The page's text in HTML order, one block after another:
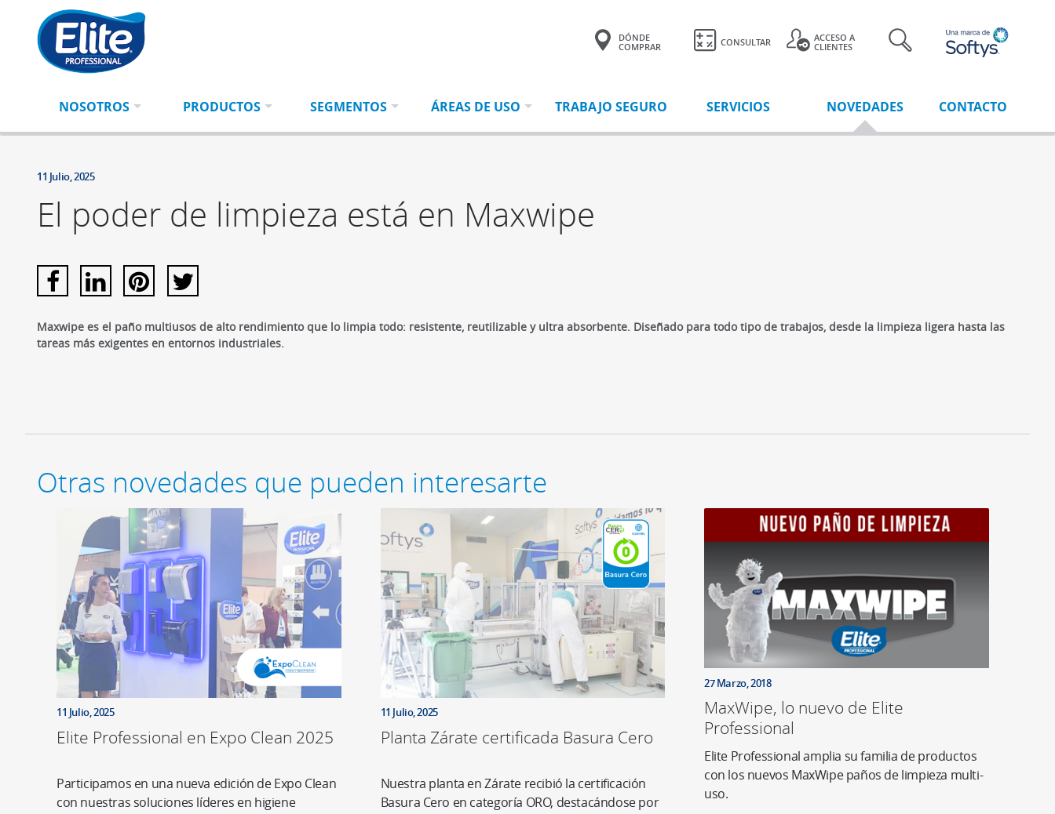
Ingresá
tu
búsqueda
BUSCAR
DÓNDE
COMPRAR
CONSULTAR
ACCESO A
CLIENTES
NOSOTROS PRODUCTOS SEGMENTOS ÁREAS DE USO TRABAJO SEGURO SERVICIOS NOVEDADES CONTACTO
11 Julio, 2025
El poder de limpieza está en Maxwipe
Maxwipe es el paño multiusos de alto rendimiento que lo limpia todo: resistente, reutilizable y ultra absorbente. Diseñado para todo tipo de trabajos, desde la limpieza ligera hasta las
tareas más exigentes en entornos industriales.
Otras novedades que pueden interesarte
11 Julio, 2025
Elite Professional en Expo Clean 2025
Participamos en una nueva edición de Expo Clean
con nuestras soluciones líderes en higiene
11 Julio, 2025
Planta Zárate certificada Basura Cero
Nuestra planta en Zárate recibió la certificación
Basura Cero en categoría ORO, destacándose por
27 Marzo, 2018
MaxWipe, lo nuevo de Elite
Professional
Elite Professional amplia su familia de productos
con los nuevos MaxWipe paños de limpieza multi-
uso.